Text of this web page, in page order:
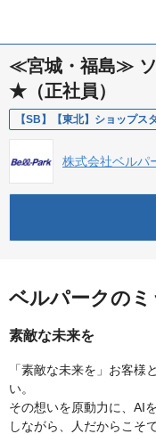
≪宮城・福島≫ ソ
★（正社員）
株式会社ベルパ
ベルパークの
素敵な未来を
「素敵な未来を」お客様
い。
その想いを原動力に、AI
しながら、人だからこそ